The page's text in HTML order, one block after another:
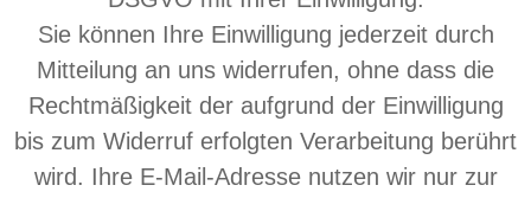
Sie können Ihre Einwilligung jederzeit durch
Mitteilung an uns widerrufen, ohne dass die
Rechtmäßigkeit der aufgrund der Einwilligung
bis zum Widerruf erfolgten Verarbeitung berührt
wird. Ihre E-Mail-Adresse nutzen wir nur zur